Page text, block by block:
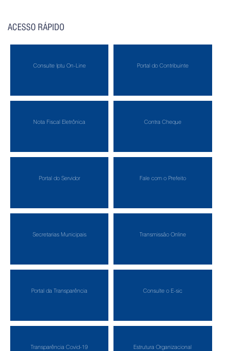
ACESSO RÁPIDO
Consulte Iptu On-Line Portal do Contribuinte
Nota Fiscal Eletrônica Contra Cheque
Portal do Servidor Fale com o Prefeito
Secretarias Municipais Transmissão Online
Portal da Transparência Consulte o E-sic
Transparência Covid-19 Estrutura Organizacional